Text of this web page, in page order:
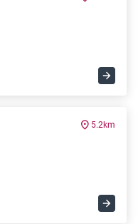
5.2km